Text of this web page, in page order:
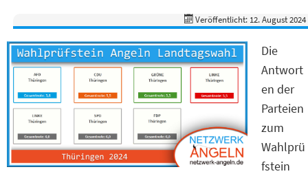
Veröffentlicht: 12. August 2024
Die
Antwort
en der
Parteien
zum
Wahlprü
fstein